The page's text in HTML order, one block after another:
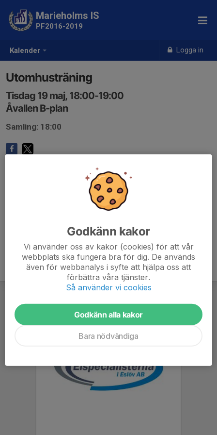
Kalender Logga in
Marieholms IS
PF2016-2019
Utomhusträning
Tisdag 19 maj, 18:00-19:00
Åvallen B-plan
Samling: 18:00
Godkänn kakor
Vi använder oss av kakor (cookies) för att vår
webbplats ska fungera bra för dig. De används
även för webbanalys i syfte att hjälpa oss att
förbättra våra tjänster.
Så använder vi cookies
Godkänn alla kakor
Bara nödvändiga